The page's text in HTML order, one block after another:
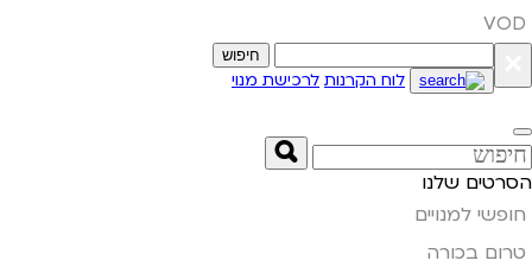
VOD
חיפוש
לוח הקרנות לרכישת מנוי
הסרטים שלנו
חופשי למנויים
טרום בכורה